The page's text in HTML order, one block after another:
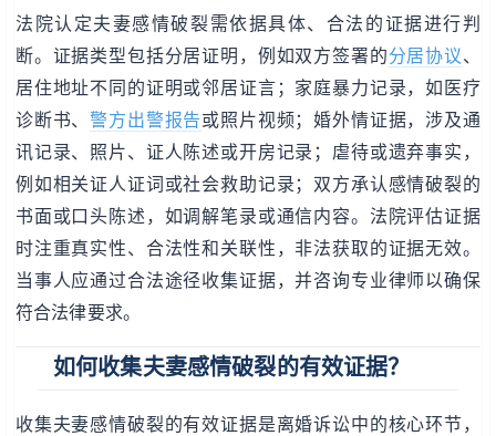
法院认定夫妻感情破裂需依据具体、合法的证据进行判
断。证据类型包括分居证明，例如双方签署的分居协议、
居住地址不同的证明或邻居证言；家庭暴力记录，如医疗
诊断书、警方出警报告或照片视频；婚外情证据，涉及通
讯记录、照片、证人陈述或开房记录；虐待或遗弃事实，
例如相关证人证词或社会救助记录；双方承认感情破裂的
书面或口头陈述，如调解笔录或通信内容。法院评估证据
时注重真实性、合法性和关联性，非法获取的证据无效。
当事人应通过合法途径收集证据，并咨询专业律师以确保
符合法律要求。
如何收集夫妻感情破裂的有效证据？
收集夫妻感情破裂的有效证据是离婚诉讼中的核心环节，